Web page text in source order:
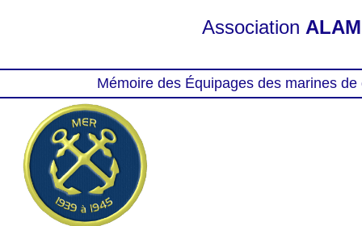
Association
Mémoire des Équipages des marines